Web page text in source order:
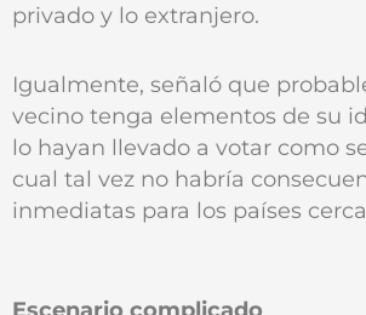
privado y lo extranjero.
Igualmente, señaló que
vecino tenga elementos de su
lo hayan llevado a votar como
cual tal vez no habría
inmediatas para los países